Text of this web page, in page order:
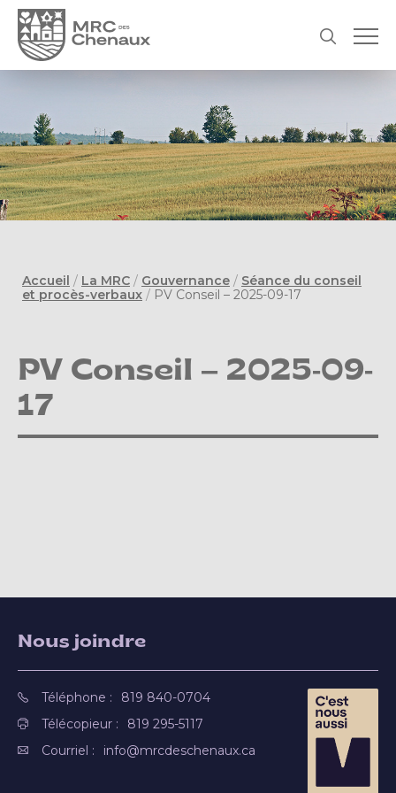
Accueil / La MRC / Gouvernance / Séance du conseil
et procès-verbaux / PV Conseil – 2025-09-17
PV Conseil – 2025-09-
17
Nous joindre
Téléphone :
819 840-0704
Télécopieur :
819 295-5117
Courriel :
info@mrcdeschenaux.ca